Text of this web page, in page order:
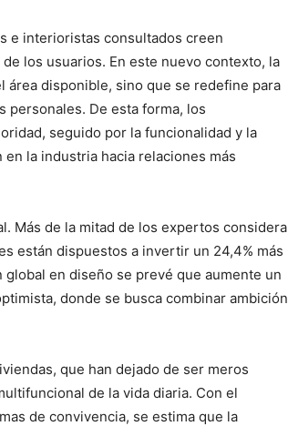
e interioristas consultados creen
los usuarios. En este nuevo contexto, la
área disponible, sino que se redefine para
personales. De esta forma, los
seguido por la funcionalidad y la
la industria hacia relaciones más
Más de la mitad de los expertos considera
están dispuestos a invertir un 24,4% más
en diseño se prevé que aumente un
donde se busca combinar ambición
que han dejado de ser meros
de la vida diaria. Con el
de convivencia, se estima que la